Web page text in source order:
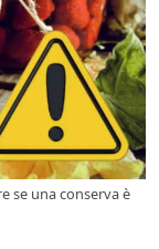
se una conserva è